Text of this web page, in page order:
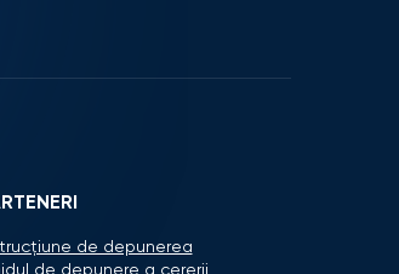
de depunerea
de depunere a cererii